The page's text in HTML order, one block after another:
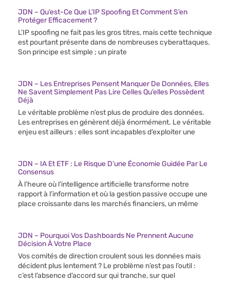
JDN – Qu’est-Ce Que L’IP Spoofing Et Comment S’en
Protéger Efficacement ?
L’IP spoofing ne fait pas les gros titres, mais cette technique
est pourtant présente dans de nombreuses cyberattaques.
Son principe est simple ; un pirate
JDN – Les Entreprises Pensent Manquer De Données, Elles
Ne Savent Simplement Pas Lire Celles Qu’elles Possèdent
Déjà
Le véritable problème n’est plus de produire des données.
Les entreprises en génèrent déjà énormément. Le véritable
enjeu est ailleurs : elles sont incapables d’exploiter une
JDN – IA Et ETF : Le Risque D’une Économie Guidée Par Le
Consensus
À l’heure où l’intelligence artificielle transforme notre
rapport à l’information et où la gestion passive occupe une
place croissante dans les marchés financiers, un même
JDN – Pourquoi Vos Dashboards Ne Prennent Aucune
Décision À Votre Place
Vos comités de direction croulent sous les données mais
décident plus lentement ? Le problème n’est pas l’outil :
c’est l’absence d’accord sur qui tranche, sur quel